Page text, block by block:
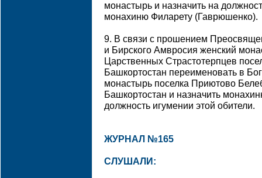
монастырь и назначить на
монахиню Филарету (Гаврюшенко).
9. В связи с прошением
и Бирского Амвросия женский
Царственных Страстотерпцев
Башкортостан переименовать в
монастырь поселка Приютово
Башкортостан и назначить
должность игумении этой обители.
ЖУРНАЛ №165
СЛУШАЛИ: